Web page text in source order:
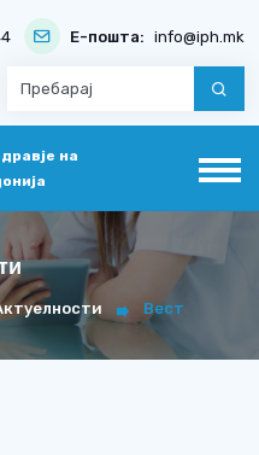
Е-пошта: info@iph.mk
на
Вест